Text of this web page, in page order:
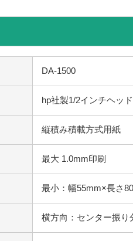
DA-1500
hp社製1/2インチヘッ
縦積み積載方式用紙
最大 1.0mm印刷
最小：幅55mm×長さ
横方向：センター振